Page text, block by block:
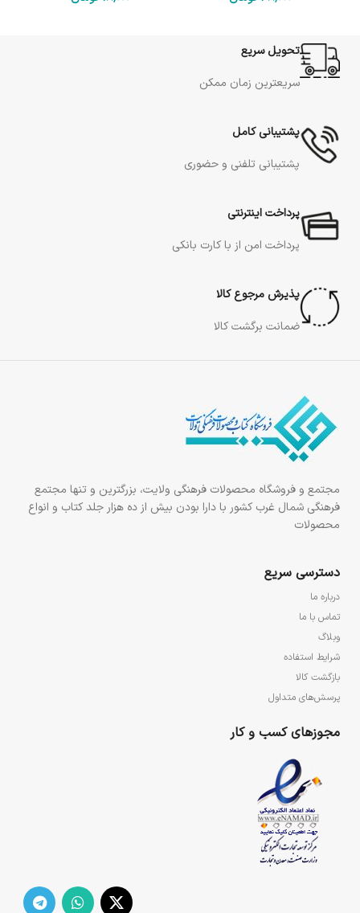
تحویل سریع
سریعترین زمان ممکن
پشتیبانی کامل
پشتیبانی تلفنی و حضوری
پرداخت اینترنتی
پرداخت امن از با کارت بانکی
پذیرش مرجوع کالا
ضمانت برگشت کالا
مجتمع و فروشگاه محصولات فرهنگی ولایت، بزرگترین و تنها مجتمع
فرهنگی شمال غرب کشور با دارا بودن بیش از ده هزار جلد کتاب و انواع
محصولات
دسترسی سریع
درباره ما
تماس با ما
وبلاگ
شرایط استفاده
بازگشت کالا
پرسش‌های متداول
مجوزهای کسب و کار